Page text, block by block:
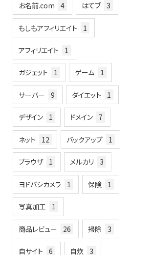
お名前.com 4 はてブ 3
もしもアフィリエイト 1
アフィリエイト 1
ガジェット 1 ゲーム 1
サーバー 9 ダイエット 1
デザイン 1 ドメイン 7
ネット 12 バックアップ 1
ブラウザ 1 メルカリ 3
ヨドバシカメラ 1 保険 1
写真加工 1
商品レビュー 26 掃除 3
自サイト 6 自炊 3